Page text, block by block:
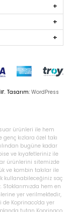
Tasarım: WordPress
ürünleri ile hem
kızlara özel takı
bugüne kadar
ve kıyafetleriniz ile
ürünlerini sitemizde
ve kombin takılar ile
kullanabileceğiniz saç
hem en
yer verilmektedir,
de Koprinaco'da yer